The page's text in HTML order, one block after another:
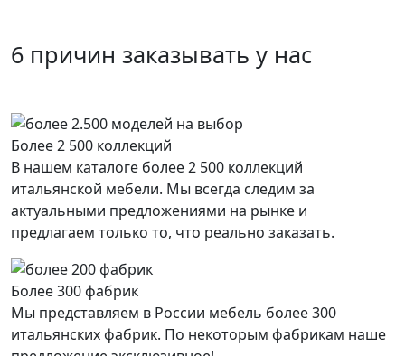
6 причин заказывать у нас
Более 2 500 коллекций
В нашем каталоге более 2 500 коллекций
итальянской мебели. Мы всегда следим за
актуальными предложениями на рынке и
предлагаем только то, что реально заказать.
Более 300 фабрик
Мы представляем в России мебель более 300
итальянских фабрик. По некоторым фабрикам наше